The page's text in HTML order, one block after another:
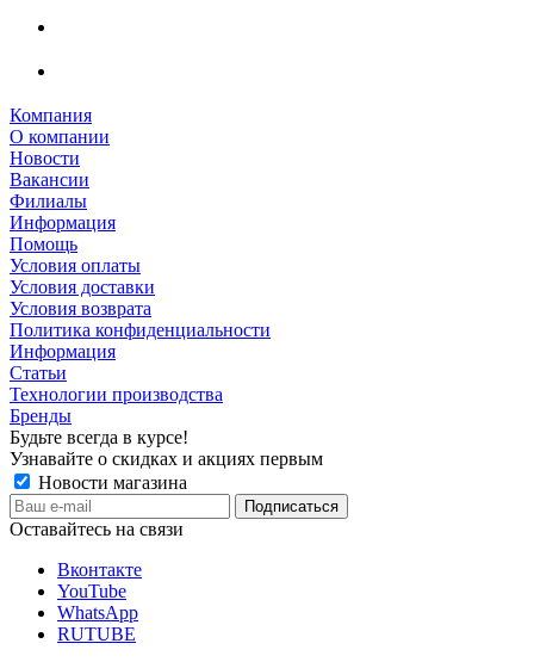
Компания
О компании
Новости
Вакансии
Филиалы
Информация
Помощь
Условия оплаты
Условия доставки
Условия возврата
Политика конфиденциальности
Информация
Статьи
Технологии производства
Бренды
Будьте всегда в курсе!
Узнавайте о скидках и акциях первым
Новости магазина
Оставайтесь на связи
Вконтакте
YouTube
WhatsApp
RUTUBE